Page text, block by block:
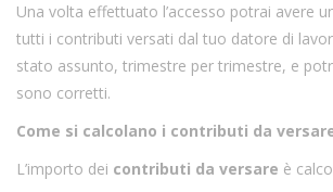
Una volta effettuato l’accesso potrai avere
tutti i contributi versati dal tuo datore di
stato assunto, trimestre per trimestre, e
sono corretti.
Come si calcolano i contributi da
L’importo dei contributi da versare è